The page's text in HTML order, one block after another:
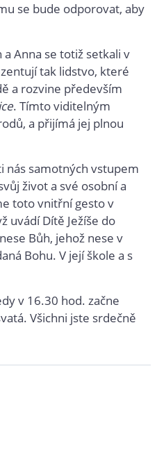
se bude odporovat, aby
a Anna se totiž setkali v
tak lidstvo, které
a rozvine především
. Tímto viditelným
a přijímá jej plnou
nás samotných vstupem
život a své osobní a
toto vnitřní gesto v
uvádí Dítě Ježíše do
Bůh, jehož nese v
Bohu. V její škole a s
v 16.30 hod. začne
Všichni jste srdečně